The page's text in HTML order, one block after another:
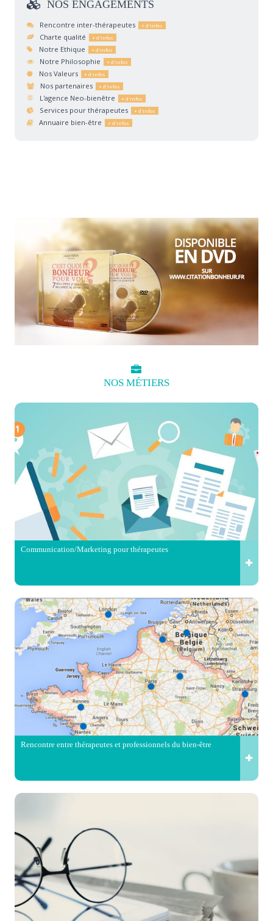
NOS ENGAGEMENTS
Rencontre inter-thérapeutes
Charte qualité
Notre Ethique
Notre Philosophie
Nos Valeurs
Nos partenaires
L'agence Neo-bienêtre
Services pour thérapeutes
Annuaire bien-être
NOS MÉTIERS
Communication/Marketing pour thérapeutes
Rencontre entre thérapeutes et professionnels du bien-être